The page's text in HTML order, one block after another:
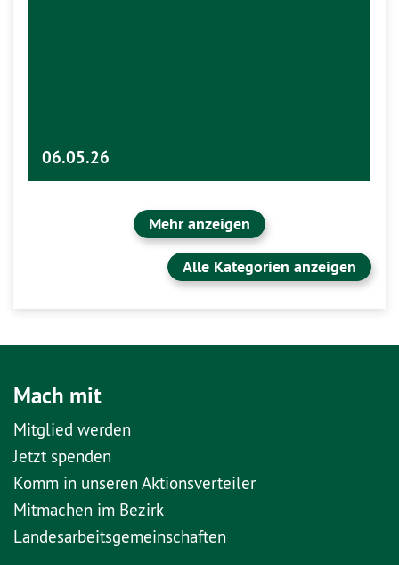
06.05.26
Mehr anzeigen
Alle Kategorien anzeigen
Mach mit
Mitglied werden
Jetzt spenden
Komm in unseren Aktionsverteiler
Mitmachen im Bezirk
Landesarbeitsgemeinschaften